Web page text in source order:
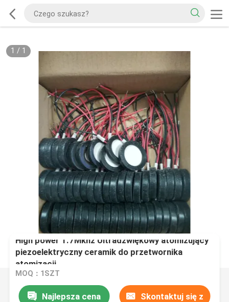
1 / 1
High power 1.7Mkhz Ultradźwiękowy atomizujący
piezoelektryczny ceramik do przetwornika
atomizacji
MOQ：1SZT
Najlepsza cena Skontaktuj się z